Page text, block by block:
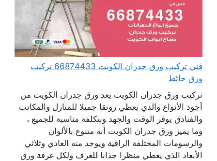
فني تركيب ورق جدران الكويت 66874433 تركيب
ورق حائط
تركيب ورق جدران الكويت يعد ورق جدران الكويت من
أجود الأنواع والذي يعطي رونقا جميلا للمنازل والمكاتب
والفنادق يوفر الوقت والجهد وبتكلفة مناسبة للجميع ،
وما يميز ورق جدران الكويت أنه متنوع بالألوان
والرسومات المختلفة الراقية ويوجد منه العادي وثلاثي
الأبعاد الذي يعطي منظرا جذابا للغرف ولكل غرفة ورق